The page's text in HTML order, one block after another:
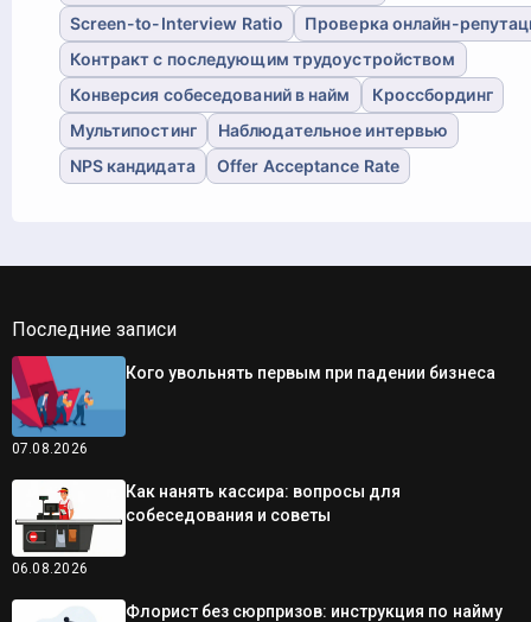
Screen-to-Interview Ratio
Проверка онлайн-
Контракт с последующим трудоустройством
Конверсия собеседований в найм
Кроссбординг
Мультипостинг
Наблюдательное интервью
NPS кандидата
Offer Acceptance Rate
Последние записи
07.08.2026
Кого увольнять первым при падении бизнеса
06.08.2026
Как нанять кассира: вопросы для
собеседования и советы
Флорист без сюрпризов: инструкция по найму